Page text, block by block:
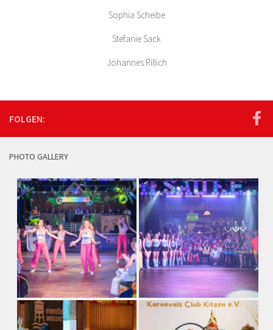
Sophia Scheibe
Stefanie Sack
Johannes Rillich
FOLGEN:
PHOTO GALLERY